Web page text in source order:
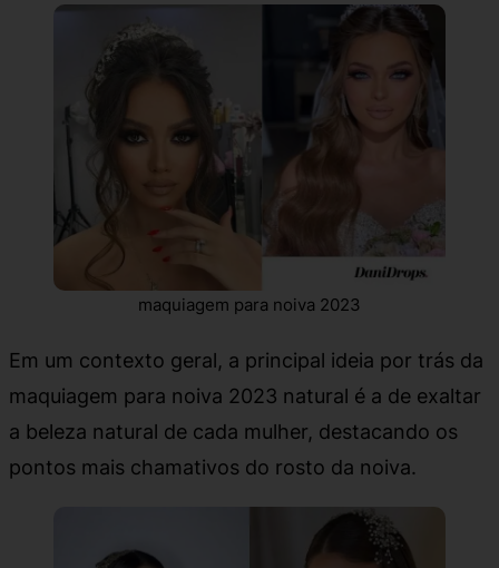
maquiagem para noiva 2023
Em um contexto geral, a principal ideia por trás da
maquiagem para noiva 2023 natural é a de exaltar
a beleza natural de cada mulher, destacando os
pontos mais chamativos do rosto da noiva.